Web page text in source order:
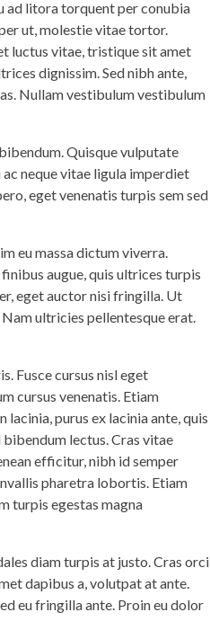
ad litora torquent per conubia
ut, molestie vitae tortor.
luctus vitae, tristique sit amet
dignissim. Sed nibh ante,
Nullam vestibulum vestibulum
Quisque vulputate
neque vitae ligula imperdiet
eget venenatis turpis sem sed
eu massa dictum viverra.
augue, quis ultrices turpis
eget auctor nisi fringilla. Ut
ultricies pellentesque erat.
Fusce cursus nisl eget
cursus venenatis. Etiam
purus ex lacinia ante, quis
lectus. Cras vitae
efficitur, nibh id semper
pharetra lobortis. Etiam
turpis egestas magna
diam turpis at justo. Cras orci
dapibus a, volutpat at ante.
eu fringilla ante. Proin eu dolor